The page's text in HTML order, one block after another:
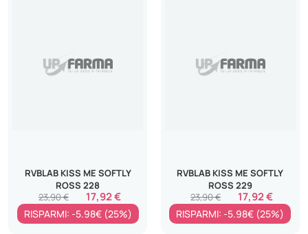
RVBLAB KISS ME SOFTLY
ROSS 228
17,92 €
23,90 €
RISPARMI: -5.98€ (25%)
RVBLAB KISS ME SOFTLY
ROSS 229
17,92 €
23,90 €
RISPARMI: -5.98€ (25%)